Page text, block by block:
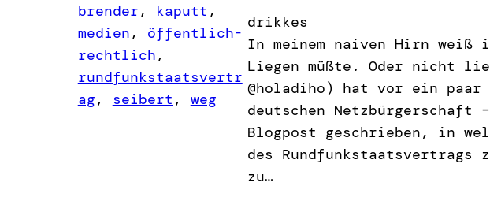
brender, kaputt
medien, öffentlich-
rechtlich
rundfunkstaatsvertr
ag, seibert , weg
drikkes
In meinem naiven Hirn
Liegen müßte. Oder nicht
@holadiho) hat vor ein
deutschen
Blogpost geschrieben, in
des Rundfunkstaatsvertrags
zu…